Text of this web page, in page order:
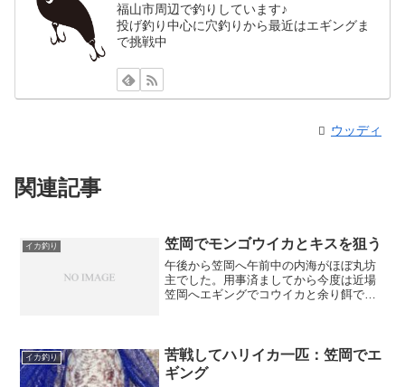
福山市周辺で釣りしています♪
投げ釣り中心に穴釣りから最近はエギングま
で挑戦中
ウッディ
関連記事
イカ釣り 笠岡でモンゴウイカとキスを狙う
午後から笠岡へ午前中の内海がほぼ丸坊
主でした。用事済ましてから今度は近場
笠岡へエギングでコウイカと余り餌でキ
釣りとして再度干...
イカ釣り
苦戦してハリイカ一匹：笠岡でエ
ギング